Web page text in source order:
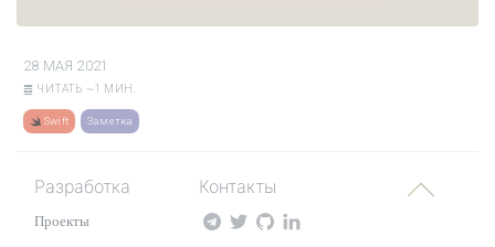
28 МАЯ 2021
䷉ ЧИТАТЬ ~1 МИН.
Swift Заметка
Разработка
Проекты
Контакты